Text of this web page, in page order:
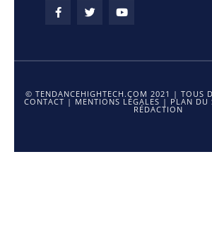
© TENDANCEHIGHTECH.COM 2021 | TOUS
CONTACT | MENTIONS LÉGALES | PLAN DU
RÉDACTION